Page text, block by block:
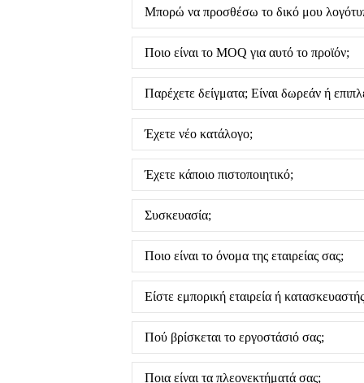
Μπορώ να προσθέσω το δικό μου
Ποιο είναι το MOQ για αυτό το προϊόν;
Παρέχετε δείγματα; Είναι δωρεάν ή
Έχετε νέο κατάλογο;
Έχετε κάποιο πιστοποιητικό;
Συσκευασία;
Ποιο είναι το όνομα της εταιρείας σας;
Είστε εμπορική εταιρεία ή
Πού βρίσκεται το εργοστάσιό σας;
Ποια είναι τα πλεονεκτήματά σας;